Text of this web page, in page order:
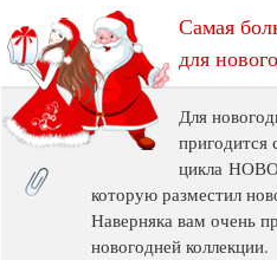
Самая
для
Для
пригодится
цикла
которую разместил
Наверняка вам очень
новогодней коллекции.